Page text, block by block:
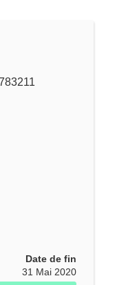
Date de fin
31 Mai 2020